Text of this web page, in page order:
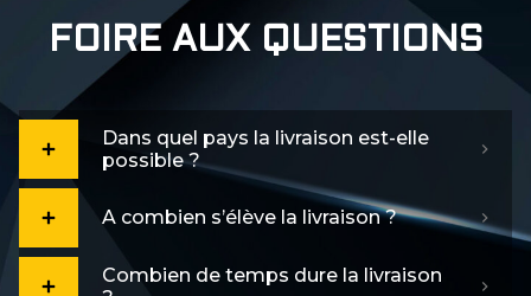
FOIRE AUX QUESTIONS
Dans quel pays la livraison est-elle
possible ?
A combien s’élève la livraison ?
Combien de temps dure la livraison